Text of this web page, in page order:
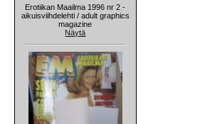
Erotiikan Maailma 1996 nr 2 -
aikuisviihdelehti / adult graphics
magazine
Näytä